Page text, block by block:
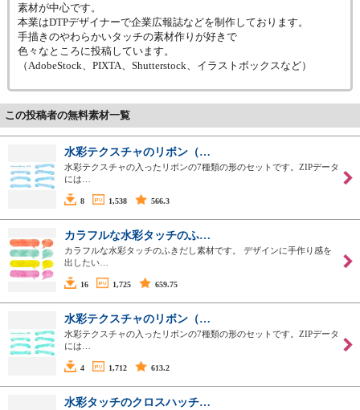
素材が中心です。
本業はDTPデザイナーで企業広報誌などを制作しております。
手描きのやわらかいタッチの素材作りが好きで
色々なところに投稿しています。
（AdobeStock、PIXTA、Shutterstock、イラストボックスなど）
この投稿者の無料素材一覧
水彩テクスチャのリボン（…
水彩テクスチャの入ったリボンの7種類の形のセットです。ZIPデータ
には…
8 1,538 566.3
カラフルな水彩タッチのふ…
カラフルな水彩タッチのふきだし素材です。 デザインに手作り感を
出したい…
16 1,725 659.75
水彩テクスチャのリボン（…
水彩テクスチャの入ったリボンの7種類の形のセットです。ZIPデータ
には…
4 1,712 613.2
水彩タッチのクロスハッチ…